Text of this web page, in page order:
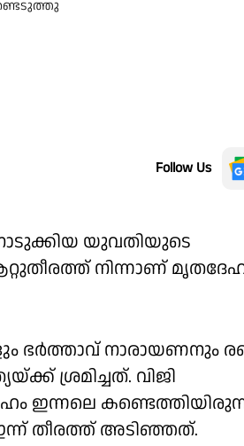
Follow Us
യുവതിയുടെ
നിന്നാണ്
ഭർത്താവ് നാരായണനും
ശ്രമിച്ചത്. വിജി
ഇന്നലെ
തീരത്ത് അടിഞ്ഞത്.